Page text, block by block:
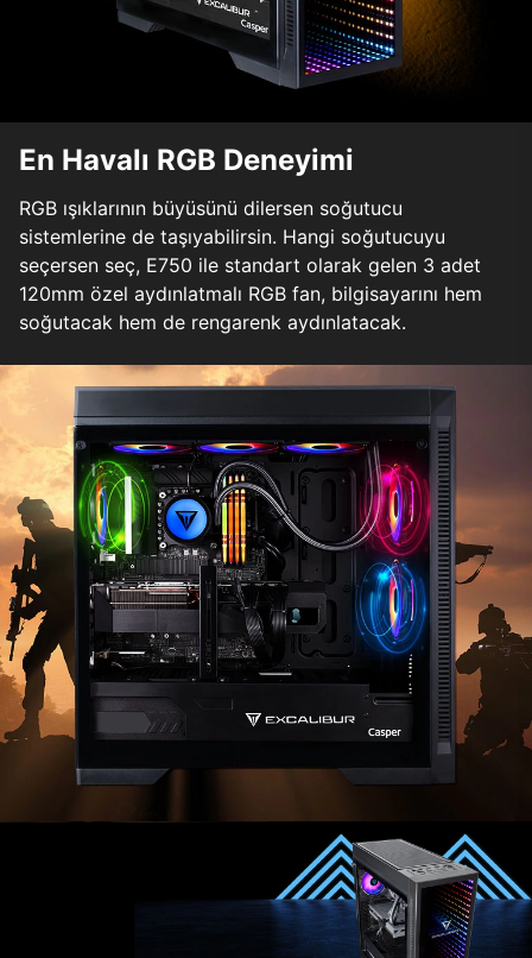
En Havalı RGB Deneyimi
RGB ışıklarının büyüsünü dilersen soğutucu
sistemlerine de taşıyabilirsin. Hangi soğutucuyu
seçersen seç, E750 ile standart olarak gelen 3 adet
120mm özel aydınlatmalı RGB fan, bilgisayarını hem
soğutacak hem de rengarenk aydınlatacak.